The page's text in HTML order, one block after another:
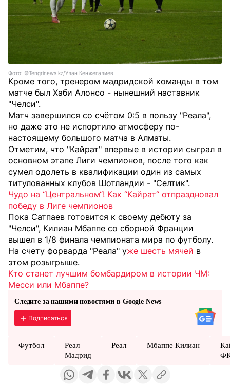
Фото: ©Tengrinews.kz/Улан Кенжегалиев
Кроме того, тренером мадридской команды в том
матче был Хаби Алонсо - нынешний наставник
"Челси".
Матч завершился со счётом 0:5 в пользу "Реала",
но даже это не испортило атмосферу по-
настоящему большого матча в Алматы.
Отметим, что "Кайрат" впервые в истории сыграл в
основном этапе Лиги чемпионов, после того как
сумел одолеть в квалификации один из самых
титулованных клубов Шотландии - "Селтик".
Чудо на “Центральном“! Как “Кайрат“ отпраздновал
победу в Лиге чемпионов
Пока Сатпаев готовится к своему дебюту за
"Челси", Килиан Мбаппе со сборной Франции
вышел в 1/8 финала чемпионата мира по футболу.
На счету форварда "Реала" уже шесть мячей в
этом розыгрыше.
Кто станет лучшим бомбардиром в истории ЧМ:
Месси или Мбаппе?
Следите за нашими новостями в Google News
Подписаться
Футбол
Реал
Мадрид
Реал Мбаппе Килиан